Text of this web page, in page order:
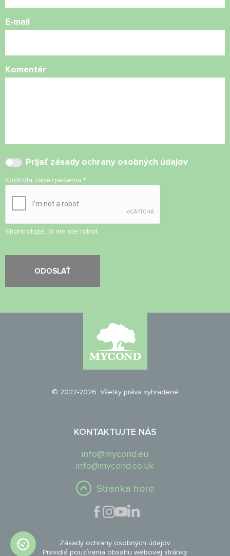
E-mail
Komentár
Prijať zásady ochrany osobných údajov
Kontrola zabezpečenia *
Skontrolujte, či nie ste robot.
© 2022-2026. Všetky práva vyhradené
KONTAKTUJTE NÁS
info@mycond.eu
info@mycond.co.uk
Stránka hore
Zásady ochrany osobných údajov
Pravidlá používania obsahu webovej stránky